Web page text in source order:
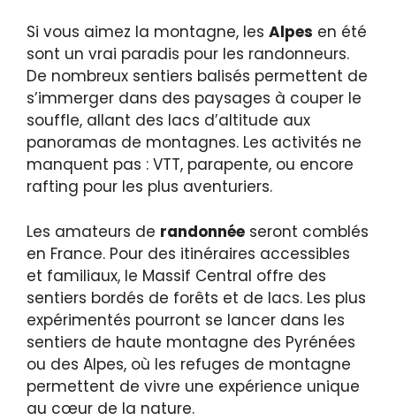
Si vous aimez la montagne, les Alpes en été
sont un vrai paradis pour les randonneurs.
De nombreux sentiers balisés permettent de
s’immerger dans des paysages à couper le
souffle, allant des lacs d’altitude aux
panoramas de montagnes. Les activités ne
manquent pas : VTT, parapente, ou encore
rafting pour les plus aventuriers.
Les amateurs de randonnée seront comblés
en France. Pour des itinéraires accessibles
et familiaux, le Massif Central offre des
sentiers bordés de forêts et de lacs. Les plus
expérimentés pourront se lancer dans les
sentiers de haute montagne des Pyrénées
ou des Alpes, où les refuges de montagne
permettent de vivre une expérience unique
au cœur de la nature.